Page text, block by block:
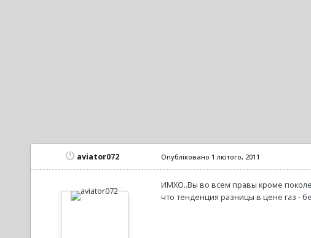
aviator072 Опубліковано 1 лютого, 2011
ИМХО..Вы во всем правы кроме
что тенденция разницы в цене газ -